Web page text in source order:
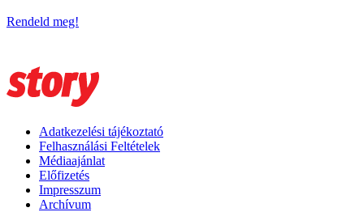
Rendeld meg!
Adatkezelési tájékoztató
Felhasználási Feltételek
Médiaajánlat
Előfizetés
Impresszum
Archívum